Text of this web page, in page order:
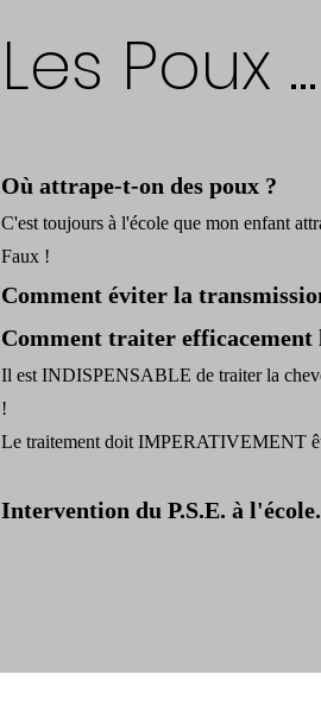
Les Poux ...
Où attrape-t-on des poux ?
C'est toujours à l'école que mon enfant
Faux !
Comment éviter la
Comment traiter efficacement
Il est INDISPENSABLE de traiter la
!
Le traitement doit IMPERATIVEMENT
Intervention du P.S.E. à l'école.